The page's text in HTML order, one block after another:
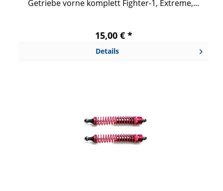
Getriebe vorne komplett Fighter-1, Extreme,...
15,00 € *
Details